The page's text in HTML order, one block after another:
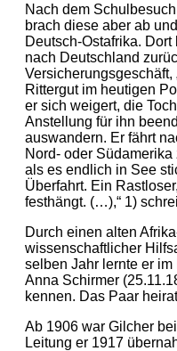
Nach dem
brach diese aber ab
Deutsch-Ostafrika.
nach Deutschland
Versicherungsgeschäft,
Rittergut im heutigen
er sich weigert, die
Anstellung für ihn
auswandern. Er fährt
Nord- oder
als es endlich in See
Überfahrt. Ein
festhängt. (…),“ 1)
Durch einen alten
wissenschaftlicher
selben Jahr lernte er
Anna Schirmer
kennen. Das Paar
Ab 1906 war Gilcher
Leitung er 1917